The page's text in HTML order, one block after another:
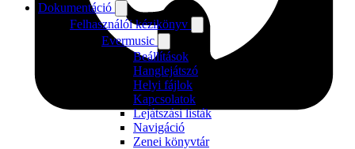
Dokumentáció
Felhasználói kézikönyv
Evermusic
Beállítások
Hanglejátszó
Helyi fájlok
Kapcsolatok
Lejátszási listák
Navigáció
Zenei könyvtár